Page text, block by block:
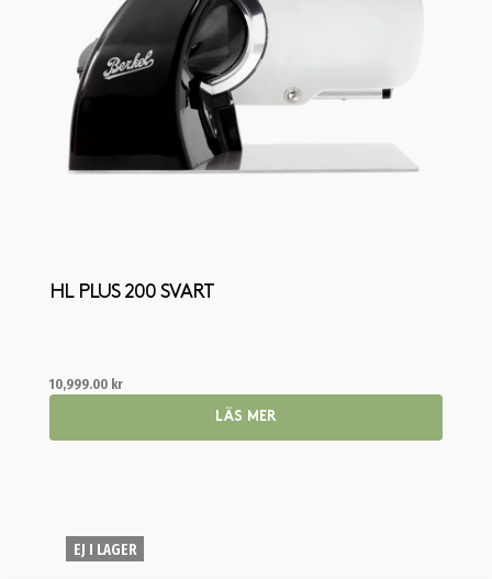
HL PLUS 200 SVART
10,999.00 kr
LÄS MER
EJ I LAGER